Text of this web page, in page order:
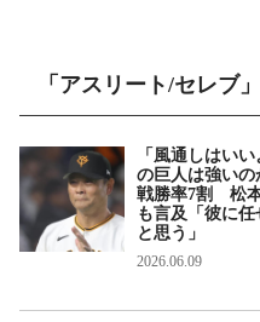
「アスリート/セレブ
「風通しはい
の巨人は強い
戦勝率7割 松
も言及「彼に
と思う」
2026.06.09